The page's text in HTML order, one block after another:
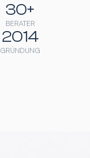
BERATER
30+
GRÜNDUNG
2014